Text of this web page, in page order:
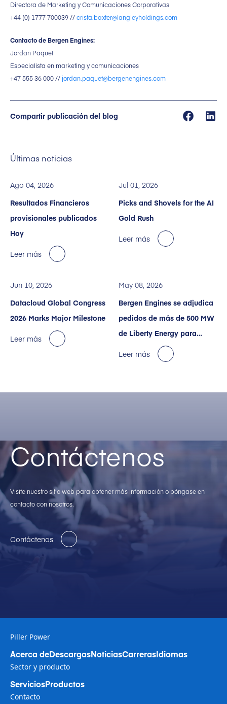
Directora de Marketing y Comunicaciones Corporativas
+44 (0) 1777 700039 //crista.baxter@langleyholdings.com
Contacto de Bergen Engines:
Jordan Paquet
Especialista en marketing y comunicaciones
+47 555 36 000 // jordan.paquet@bergenengines.com
Compartir publicación del blog
Últimas noticias
Ago 04, 2026
Resultados Financieros
provisionales publicados
Hoy
Leer más
Jul 01, 2026
Picks and Shovels for the AI
Gold Rush
Leer más
Jun 10, 2026
Datacloud Global Congress
2026 Marks Major Milestone
Leer más
May 08, 2026
Bergen Engines se adjudica
pedidos de más de 500 MW
de Liberty Energy para
impulsar los servicios
energéticos destinados a
Leer más
Contáctenos
Visite nuestro sitio web para obtener más información o póngase en
contacto con nosotros.
Contáctenos
Piller Power
Acerca deDescargasNoticiasCarrerasIdiomas
Sector y producto
ServiciosProductos
Contacto